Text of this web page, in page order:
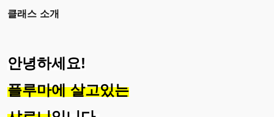
클래스 소개
안녕하세요!
플루마에 살고있는